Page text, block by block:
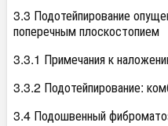
3.3 Подотейпирование
поперечным плоскостопием
3.3.1 Примечания к
3.3.2 Подотейпирование:
3.4 Подошвенный